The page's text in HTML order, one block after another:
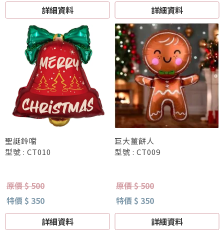
詳細資料
詳細資料
聖誕鈴噹
型號 : CT010
原價 $ 500
特價 $ 350
詳細資料
巨大薑餅人
型號 : CT009
原價 $ 500
特價 $ 350
詳細資料